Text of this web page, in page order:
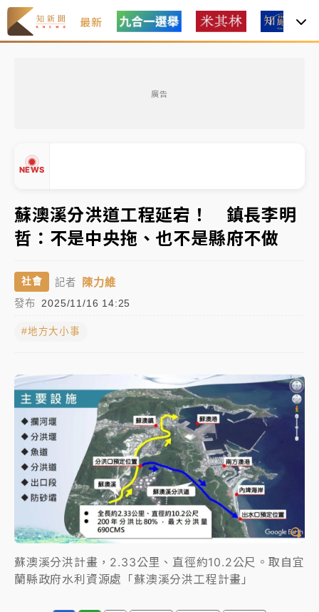
最新
廣告
NEWS
周末精選｜
物醫籲多吃蔬果代謝
《知新聞》揭「運科計畫」人體實驗黑幕 運動部不追
究！遭監委質疑
周末精選｜
員工犯案 破案關鍵曝
強風長浪襲馬祖！「白海豚」逼近劃設警戒區 違規戲
水觀浪恐重罰失血
周末精選｜
苯駢芘無安全攝取值！致癌苦茶油下肚 毒
物醫籲多吃蔬果代謝
《知新聞》揭「運科計畫」人體實驗黑幕 運動部不追
究！遭監委質疑
台股處置新制明天上路 4大鬆綁一次看
周末精選｜ 鎢業董座離奇命喪豪宅！檢警3方向追出前
員工犯案 破案關鍵曝
▲
蘇澳溪分洪道工程延宕！ 鎮長李明
哲：不是中央拖、也不是縣府不做
社會 記者 陳力維
發布 2025/11/16 14:25
#地方大小事
蘇澳溪分洪計畫，2.33公里、直徑約10.2公尺。取自宜
蘭縣政府水利資源處「蘇澳溪分洪工程計畫」